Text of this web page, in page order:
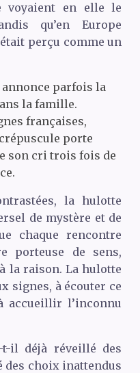
voyaient en elle le
qu’en Europe
perçu comme un
parfois la
la famille.
françaises,
porte
son cri trois fois de
la hulotte
de mystère et de
chaque rencontre
porteuse de sens,
la raison. La hulotte
signes, à écouter ce
accueillir l’inconnu
il déjà réveillé des
des choix inattendus